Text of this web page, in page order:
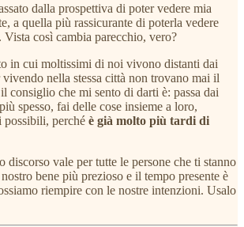
dalla prospettiva di poter vedere mia
a quella più rassicurante di poterla vedere
così cambia parecchio, vero?
in cui moltissimi di noi vivono distanti dai
nella stessa città non trovano mai il
consiglio che mi sento di darti è: passa dai
spesso, fai delle cose insieme a loro,
perché è già molto più tardi di
discorso vale per tutte le persone che ti stanno
bene più prezioso e il tempo presente è
riempire con le nostre intenzioni. Usalo